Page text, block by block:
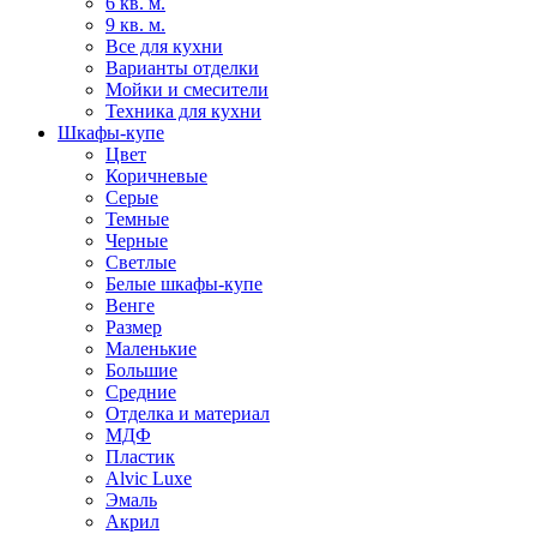
9 кв. м.
Все для кухни
Варианты отделки
Мойки и смесители
Техника для кухни
Шкафы-купе
Цвет
Коричневые
Серые
Темные
Черные
Светлые
Белые шкафы-купе
Венге
Размер
Маленькие
Большие
Средние
Отделка и материал
МДФ
Пластик
Alvic Luxe
Эмаль
Акрил